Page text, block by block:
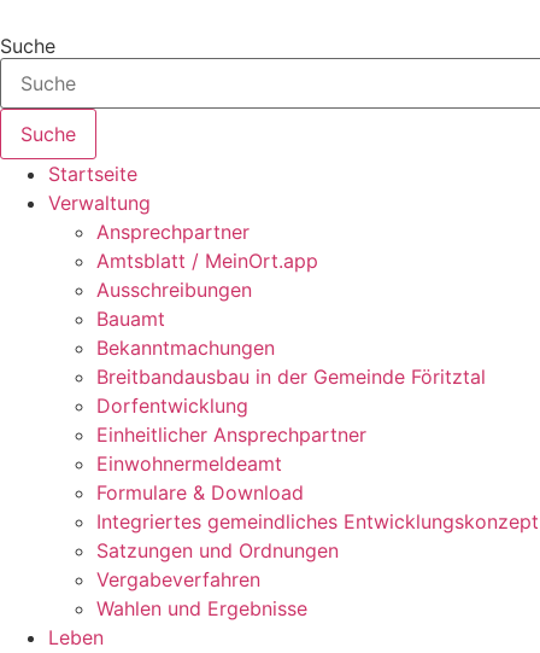
Inhalt
springen
Suche
Suche
Startseite
Verwaltung
Ansprechpartner
Amtsblatt / MeinOrt.app
Ausschreibungen
Bauamt
Bekanntmachungen
Breitbandausbau in der Gemeinde Föritztal
Dorfentwicklung
Einheitlicher Ansprechpartner
Einwohnermeldeamt
Formulare & Download
Integriertes gemeindliches Entwicklungskonzept
Satzungen und Ordnungen
Vergabeverfahren
Wahlen und Ergebnisse
Leben